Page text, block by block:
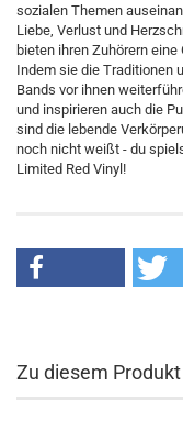
sozialen Themen
Liebe, Verlust und
bieten ihren Zuhörern
Indem sie die Traditionen
Bands vor ihnen
und inspirieren auch die
sind die lebende
noch nicht weißt - du
Limited Red Vinyl!
Zu diesem